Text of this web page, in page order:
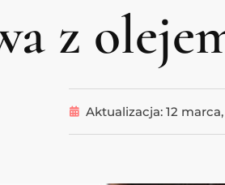
z
Aktualizacja: 12